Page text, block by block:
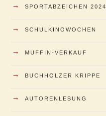
→ SPORTABZEICHEN 2024
→ SCHULKINOWOCHEN
→ MUFFIN-VERKAUF
→ BUCHHOLZER KRIPPE
→ AUTORENLESUNG